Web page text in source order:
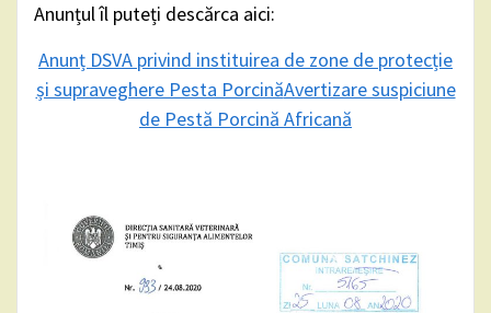
Anunțul îl puteți descărca aici:
Anunț DSVA privind instituirea de zone de protecție
și supraveghere Pesta PorcinăAvertizare suspiciune
de Pestă Porcină Africană